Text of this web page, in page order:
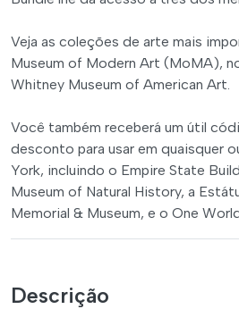
Veja as coleções de arte mais
Museum of Modern Art (MoMA),
Whitney Museum of American Art.
Você também receberá um útil
desconto para usar em quaisquer
York, incluindo o Empire State
Museum of Natural History, a
Memorial & Museum, e o One
Descrição